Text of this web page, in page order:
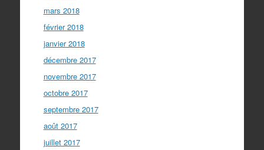
mars 2018
février 2018
janvier 2018
décembre 2017
novembre 2017
octobre 2017
septembre 2017
août 2017
juillet 2017